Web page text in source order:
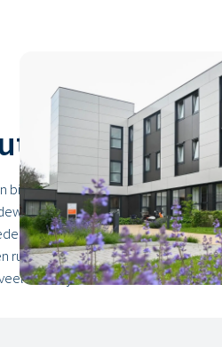
nood
dergelijke noodsituaties. Binnen
huisvest. Alle 60
huiskamer uitnodigt tot
rustgevende projecties creëren
baat bij.